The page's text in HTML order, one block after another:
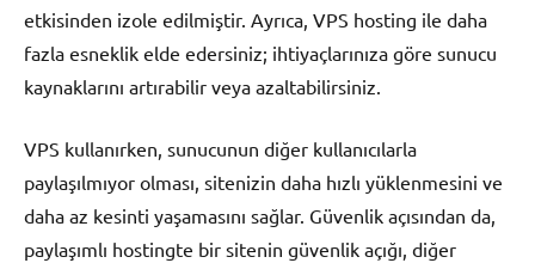
etkisinden izole edilmiştir. Ayrıca, VPS hosting ile daha
fazla esneklik elde edersiniz; ihtiyaçlarınıza göre sunucu
kaynaklarını artırabilir veya azaltabilirsiniz.
VPS kullanırken, sunucunun diğer kullanıcılarla
paylaşılmıyor olması, sitenizin daha hızlı yüklenmesini ve
daha az kesinti yaşamasını sağlar. Güvenlik açısından da,
paylaşımlı hostingte bir sitenin güvenlik açığı, diğer